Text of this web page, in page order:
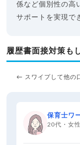
係など個別性の高
サポートを実現で
履歴書面接対策も
← スワイプして他の
保育士ワ
20代・女性